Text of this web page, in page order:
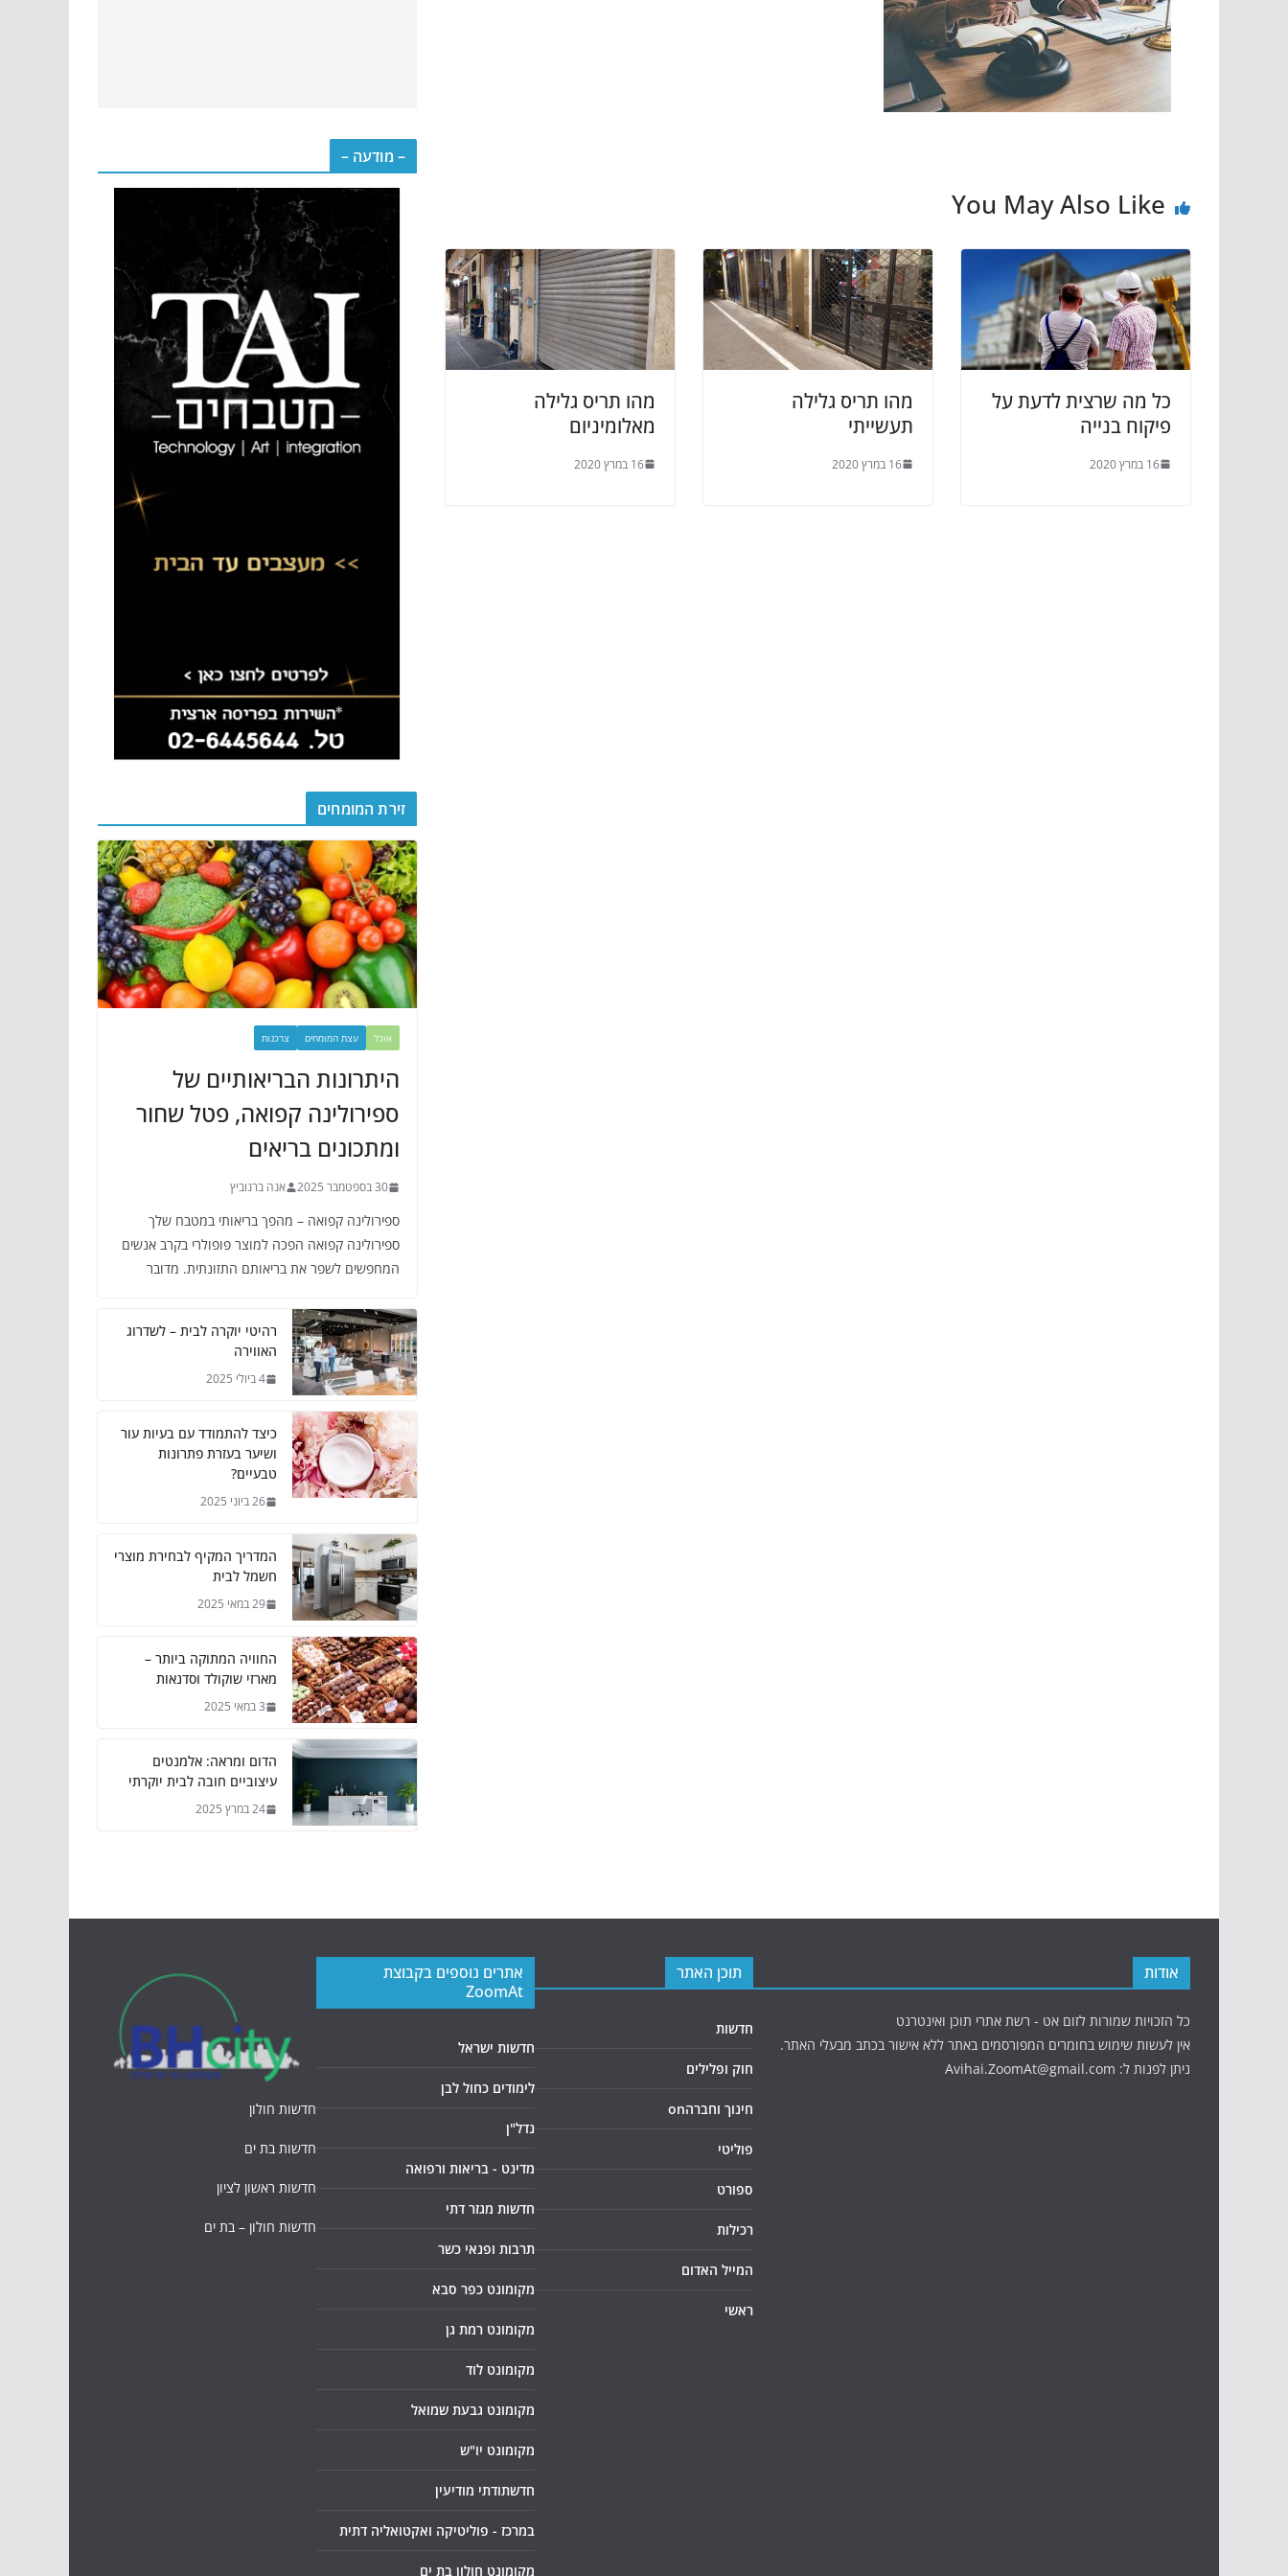
You May Also Like
כל מה שרצית לדעת על
פיקוח בנייה
16 במרץ 2020
מהו תריס גלילה
תעשייתי
16 במרץ 2020
מהו תריס גלילה
מאלומיניום
16 במרץ 2020
– מודעה –
זירת המומחים
אוכל עצת המומחים צרכנות
היתרונות הבריאותיים של
ספירולינה קפואה, פטל שחור
ומתכונים בריאים
30 בספטמבר 2025 אנה ברנוביץ
ספירולינה קפואה – מהפך בריאותי במטבח שלך
ספירולינה קפואה הפכה למוצר פופולרי בקרב אנשים
המחפשים לשפר את בריאותם התזונתית. מדובר
רהיטי יוקרה לבית – לשדרוג
האווירה
4 ביולי 2025
כיצד להתמודד עם בעיות עור
ושיער בעזרת פתרונות
טבעיים?
26 ביוני 2025
המדריך המקיף לבחירת מוצרי
חשמל לבית
29 במאי 2025
החוויה המתוקה ביותר –
מארזי שוקולד וסדנאות
3 במאי 2025
הדום ומראה: אלמנטים
עיצוביים חובה לבית יוקרתי
24 במרץ 2025
אודות
כל הזכויות שמורות לזום אט - רשת אתרי תוכן ואינטרנט
אין לעשות שימוש בחומרים המפורסמים באתר ללא אישור בכתב מבעלי האתר.
ניתן לפנות ל: Avihai.ZoomAt@gmail.com
תוכן האתר
חדשות
חוק ופלילים
חינוך וחברהon
פוליטי
ספורט
רכילות
המייל האדום
ראשי
אתרים נוספים בקבוצת
ZoomAt
חדשות ישראל
לימודים כחול לבן
נדל"ן
מדינט - בריאות ורפואה
חדשות מגזר דתי
תרבות ופנאי כשר
מקומונט כפר סבא
מקומונט רמת גן
מקומונט לוד
מקומונט גבעת שמואל
מקומונט יו"ש
חדשתודתי מודיעין
במרכז - פוליטיקה ואקטואליה דתית
מקומונט חולון בת ים
חדשות חולון
חדשות בת ים
חדשות ראשון לציון
חדשות חולון – בת ים